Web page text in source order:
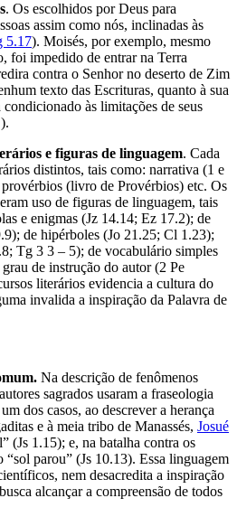
. Os escolhidos por Deus para
assim como nós, inclinadas às
5.17). Moisés, por exemplo, mesmo
foi impedido de entrar na Terra
contra o Senhor no deserto de Zim
texto das Escrituras, quanto à sua
às limitações de seus
e figuras de linguagem. Cada
distintos, tais como: narrativa (1 e
(livro de Provérbios) etc. Os
uso de figuras de linguagem, tais
e enigmas (Jz 14.14; Ez 17.2); de
de hipérboles (Jo 21.25; Cl 1.23);
Tg 3 3 – 5); de vocabulário simples
de instrução do autor (2 Pe
literários evidencia a cultura do
invalida a inspiração da Palavra de
Na descrição de fenômenos
sagrados usaram a fraseologia
dos casos, ao descrever a herança
e à meia tribo de Manassés, Josué
(Js 1.15); e, na batalha contra os
“sol parou” (Js 10.13). Essa linguagem
nem desacredita a inspiração
alcançar a compreensão de todos